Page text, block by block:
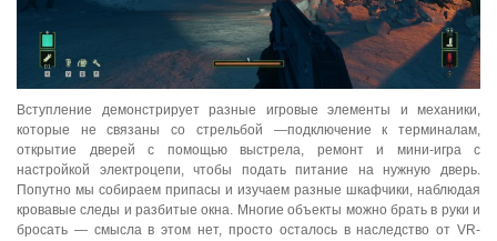
Вступление демонстрирует разные игровые элементы и механики,
которые не связаны со стрельбой —подключение к терминалам,
открытие дверей с помощью выстрела, ремонт и мини-игра с
настройкой электроцепи, чтобы подать питание на нужную дверь.
Попутно мы собираем припасы и изучаем разные шкафчики, наблюдая
кровавые следы и разбитые окна. Многие объекты можно брать в руки и
бросать — смысла в этом нет, просто осталось в наследство от VR-